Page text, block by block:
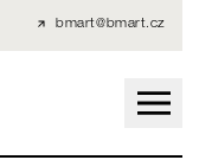
bmart@bmart.cz